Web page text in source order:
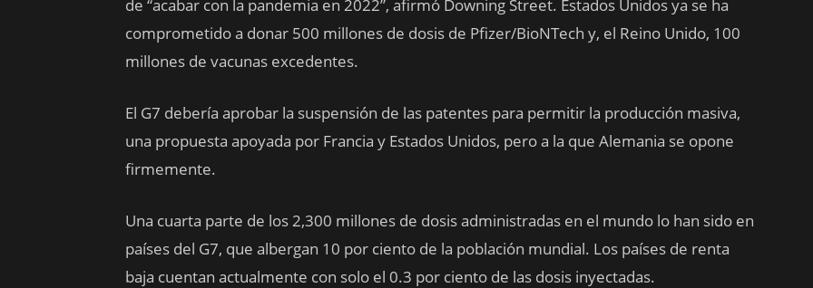
de “acabar con la pandemia en 2022”, afirmó Downing Street. Estados Unidos ya se ha
comprometido a donar 500 millones de dosis de Pfizer/BioNTech y, el Reino Unido, 100
millones de vacunas excedentes.
El G7 debería aprobar la suspensión de las patentes para permitir la producción masiva,
una propuesta apoyada por Francia y Estados Unidos, pero a la que Alemania se opone
firmemente.
Una cuarta parte de los 2,300 millones de dosis administradas en el mundo lo han sido en
países del G7, que albergan 10 por ciento de la población mundial. Los países de renta
baja cuentan actualmente con solo el 0.3 por ciento de las dosis inyectadas.